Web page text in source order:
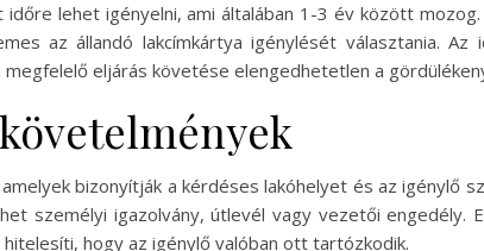
lehet igényelni, ami általában 1-3 év között
az állandó lakcímkártya igénylését választania. Az
eljárás követése elengedhetetlen a
bizonyítják a kérdéses lakóhelyet és az igénylő
személyi igazolvány, útlevél vagy vezetői engedély.
hogy az igénylő valóban ott tartózkodik.